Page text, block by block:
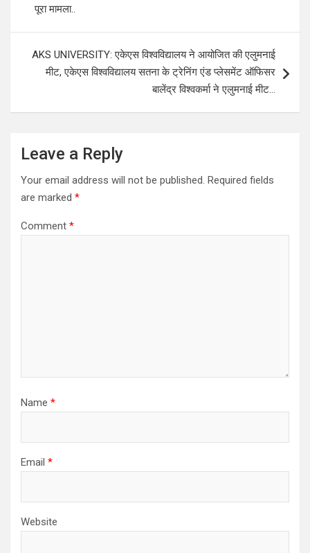
पूरा मामला..
AKS UNIVERSITY: एकेएस विश्वविद्यालय ने आयोजित की एलुमनाई
मीट, एकेएस विश्वविद्यालय सतना के ट्रेनिंग एंड प्लेसमेंट ऑफिसर
बालेंद्र विश्वकर्मा ने एलुमनाई मीट…
Leave a Reply
Your email address will not be published. Required fields
are marked *
Comment *
Name *
Email *
Website